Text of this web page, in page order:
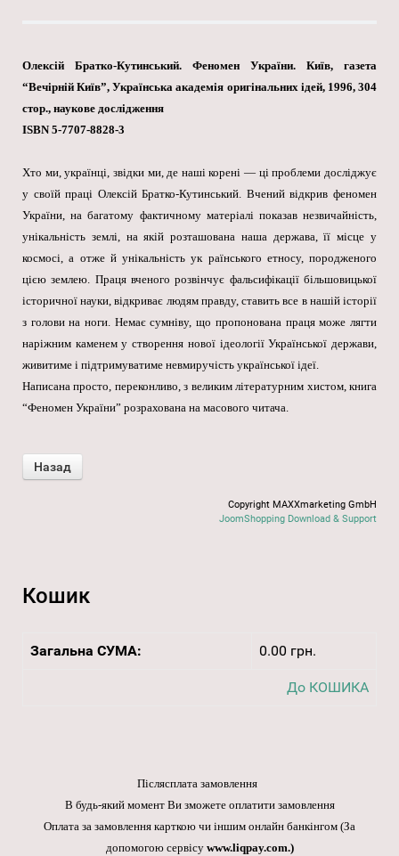
Олексій Братко-Кутинський. Феномен України. Київ, газета
“Вечірній Київ”, Українська академія оригінальних ідей, 1996, 304
стор., наукове дослідження
ISBN 5-7707-8828-3
Хто ми, українці, звідки ми, де наші корені — ці проблеми досліджує
у своїй праці Олексій Братко-Кутинський. Вчений відкрив феномен
України, на багатому фактичному матеріалі показав незвичайність,
унікальність землі, на якій розташована наша держава, її місце у
космосі, а отже й унікальність ук раїнського етносу, породженого
цією землею. Праця вченого розвінчує фальсифікації більшовицької
історичної науки, відкриває людям правду, ставить все в нашій історії
з голови на ноги. Немає сумніву, що пропонована праця може лягти
наріжним каменем у створення нової ідеології Української держави,
живитиме і підтримуватиме невмиручість української ідеї.
Написана просто, переконливо, з великим літературним хистом, книга
“Феномен України” розрахована на масового читача.
Copyright MAXXmarketing GmbH
JoomShopping Download & Support
Кошик
Загальна СУМА: 0.00 грн.
До КОШИКА
Післясплата замовлення
В будь-який момент Ви зможете оплатити замовлення
Оплата за замовлення карткою чи іншим онлайн банкінгом (За
допомогою сервісу www.liqpay.com.)